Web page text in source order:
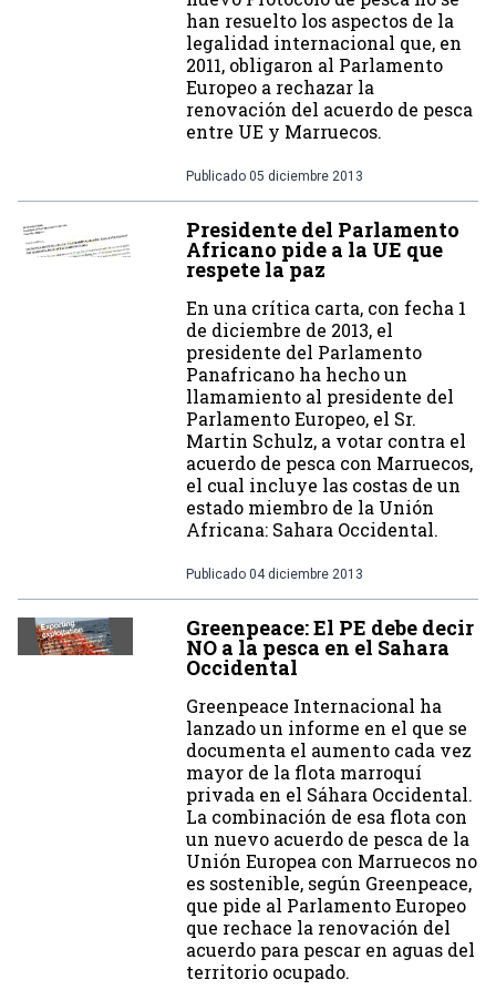
han resuelto los aspectos de la
legalidad internacional que, en
2011, obligaron al Parlamento
Europeo a rechazar la
renovación del acuerdo de pesca
entre UE y Marruecos.
Publicado 05 diciembre 2013
Presidente del Parlamento
Africano pide a la UE que
respete la paz
En una crítica carta, con fecha 1
de diciembre de 2013, el
presidente del Parlamento
Panafricano ha hecho un
llamamiento al presidente del
Parlamento Europeo, el Sr.
Martin Schulz, a votar contra el
acuerdo de pesca con Marruecos,
el cual incluye las costas de un
estado miembro de la Unión
Africana: Sahara Occidental.
Publicado 04 diciembre 2013
Greenpeace: El PE debe decir
NO a la pesca en el Sahara
Occidental
Greenpeace Internacional ha
lanzado un informe en el que se
documenta el aumento cada vez
mayor de la flota marroquí
privada en el Sáhara Occidental.
La combinación de esa flota con
un nuevo acuerdo de pesca de la
Unión Europea con Marruecos no
es sostenible, según Greenpeace,
que pide al Parlamento Europeo
que rechace la renovación del
acuerdo para pescar en aguas del
territorio ocupado.